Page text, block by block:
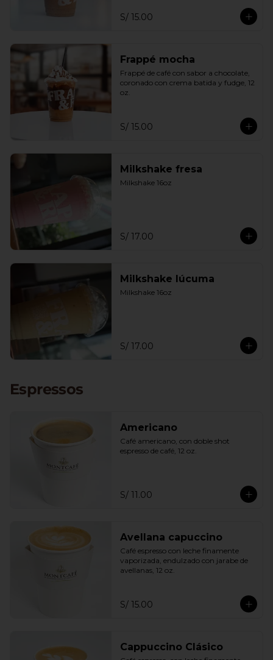
S/ 15.00
Frappé mocha
Frappé de café con sabor a chocolate,
coronado con crema batida y fudge, 12
oz.
S/ 15.00
Milkshake fresa
Milkshake 16oz
S/ 17.00
Milkshake lúcuma
Milkshake 16oz
S/ 17.00
Espressos
Americano
Café americano, con doble shot
espresso de café, 12 oz.
S/ 11.00
Avellana capuccino
Café espresso con leche finamente
vaporizada, endulzado con jarabe de
avellanas, 12 oz.
S/ 15.00
Cappuccino Clásico